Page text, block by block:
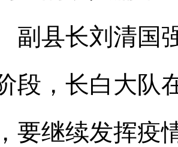
县长刘清国强
段，长白大队
要继续发挥疫